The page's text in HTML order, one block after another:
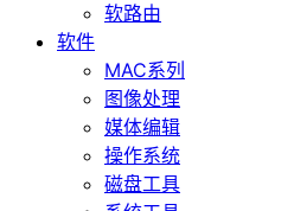
软路由
软件
MAC系列
图像处理
媒体编辑
操作系统
磁盘工具